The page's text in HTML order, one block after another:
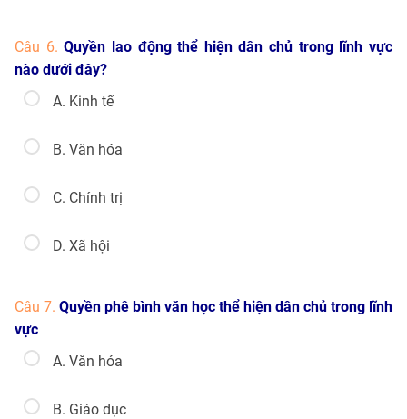
Câu 6.Quyền lao động thể hiện dân chủ trong lĩnh vực
nào dưới đây?
A. Kinh tế
B. Văn hóa
C. Chính trị
D. Xã hội
Câu 7. Quyền phê bình văn học thể hiện dân chủ trong lĩnh
vực
A. Văn hóa
B. Giáo dục